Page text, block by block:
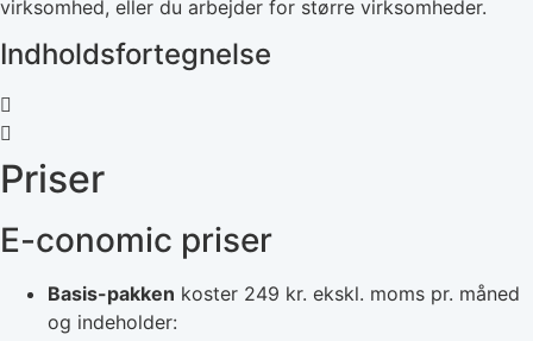
virksomhed, eller du arbejder for større virksomheder.
Indholdsfortegnelse
Priser
E-conomic priser
Basis-pakken koster 249 kr. ekskl. moms pr. måned
og indeholder: